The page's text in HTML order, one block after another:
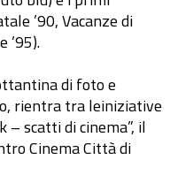
’90, Vacanze di
’95).
di foto e
rientra tra leiniziative
– scatti di cinema”, il
Cinema Città di